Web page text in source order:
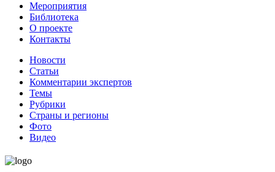
Мероприятия
Библиотека
О проекте
Контакты
Новости
Статьи
Комментарии экспертов
Темы
Рубрики
Страны и регионы
Фото
Видео